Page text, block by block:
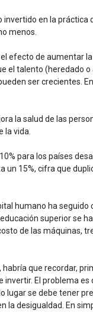
en la práctica
menos.
efecto de aumentar
el talento (heredado
ser crecientes.
la salud de las
la vida.
para los países
15%, cifra que
humano ha seguido
superior se
de las máquinas,
que recordar,
El problema
se debe tener
la desigualdad. En